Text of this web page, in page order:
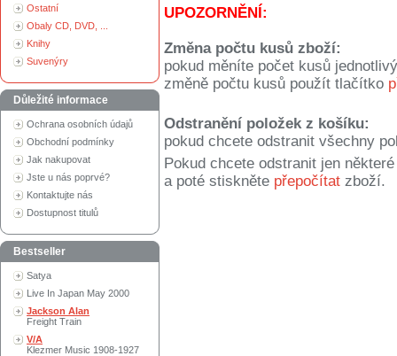
Ostatní
Obaly CD, DVD, ...
Knihy
Suvenýry
Důležité informace
Ochrana osobních údajů
Obchodní podmínky
Jak nakupovat
Jste u nás poprvé?
Kontaktujte nás
Dostupnost titulů
Bestseller
Satya
Live In Japan May 2000
Jackson Alan
Freight Train
V/A
Klezmer Music 1908-1927
UPOZORNĚNÍ:
Změna počtu kusů zboží:
pokud měníte počet kusů
změně počtu kusů použít tlačítko
Odstranění položek z košíku:
pokud chcete odstranit všechny
Pokud chcete odstranit jen
a poté stiskněte přepočítat zboží.